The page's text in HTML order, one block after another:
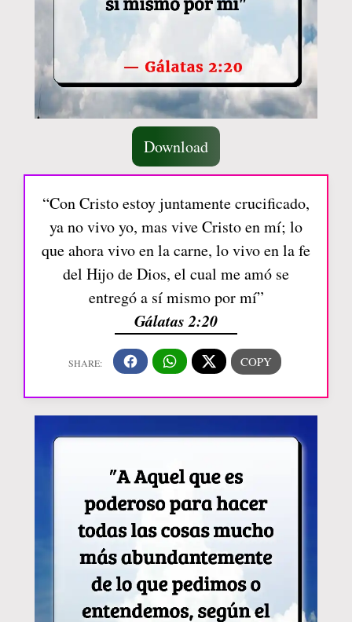
Download
“Con Cristo estoy juntamente crucificado,
ya no vivo yo, mas vive Cristo en mí; lo
que ahora vivo en la carne, lo vivo en la fe
del Hijo de Dios, el cual me amó se
entregó a sí mismo por mí”
Gálatas 2:20